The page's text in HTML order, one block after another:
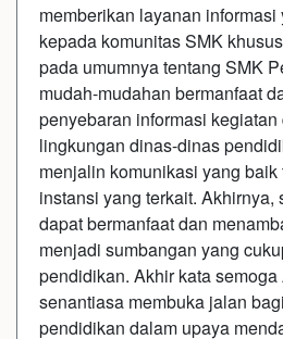
memberikan layanan
kepada komunitas SMK
pada umumnya tentang SMK
mudah-mudahan bermanfaat
penyebaran informasi
lingkungan dinas-dinas
menjalin komunikasi yang
instansi yang terkait. Akhirnya,
dapat bermanfaat dan
menjadi sumbangan yang
pendidikan. Akhir kata
senantiasa membuka jalan
pendidikan dalam upaya